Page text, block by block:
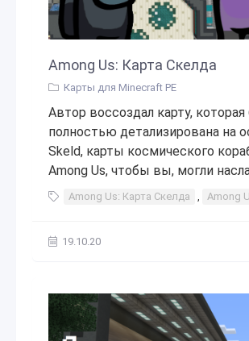
Among Us: Карта Скелда
Карты для Minecraft PE
Автор воссоздал карту,
полностью детализирована на
Skeld, карты космического
Among Us, чтобы вы, могли
Among Us: Карта Скелда , Among
19.10.20